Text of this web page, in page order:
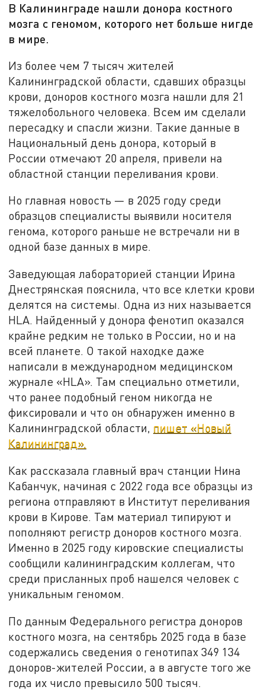
В Калининграде нашли донора костного
мозга с геномом, которого нет больше нигде
в мире.
Из более чем 7 тысяч жителей
Калининградской области, сдавших образцы
крови, доноров костного мозга нашли для 21
тяжелобольного человека. Всем им сделали
пересадку и спасли жизни. Такие данные в
Национальный день донора, который в
России отмечают 20 апреля, привели на
областной станции переливания крови.
Но главная новость — в 2025 году среди
образцов специалисты выявили носителя
генома, которого раньше не встречали ни в
одной базе данных в мире.
Заведующая лабораторией станции Ирина
Днестрянская пояснила, что все клетки крови
делятся на системы. Одна из них называется
HLA. Найденный у донора фенотип оказался
крайне редким не только в России, но и на
всей планете. О такой находке даже
написали в международном медицинском
журнале «HLA». Там специально отметили,
что ранее подобный геном никогда не
фиксировали и что он обнаружен именно в
Калининградской области, пишет «Новый
Калининград».
Как рассказала главный врач станции Нина
Кабанчук, начиная с 2022 года все образцы из
региона отправляют в Институт переливания
крови в Кирове. Там материал типируют и
пополняют регистр доноров костного мозга.
Именно в 2025 году кировские специалисты
сообщили калининградским коллегам, что
среди присланных проб нашелся человек с
уникальным геномом.
По данным Федерального регистра доноров
костного мозга, на сентябрь 2025 года в базе
содержались сведения о генотипах 349 134
доноров-жителей России, а в августе того же
года их число превысило 500 тысяч.